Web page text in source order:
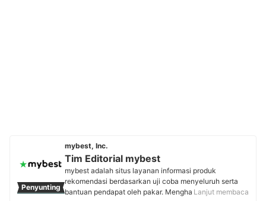
Penyunting
mybest, Inc.
Tim Editorial mybest
mybest adalah situs layanan informasi produk
rekomendasi berdasarkan uji coba menyeluruh serta
bantuan pendapat oleh pakar. Menghasilkan konten
Lanjut membaca